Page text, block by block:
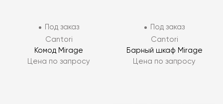
Под заказ
Cantori
Комод Mirage
Цена по запросу
Под заказ
Cantori
Барный шкаф Mirage
Цена по запросу